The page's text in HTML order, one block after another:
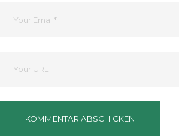
Email
Website